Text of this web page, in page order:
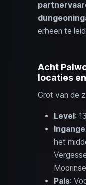
erheen te
Acht
locaties
Grot van de
Level : 13
het
Pals: